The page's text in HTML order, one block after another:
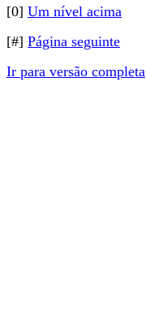
[0] Um nível acima
[#] Página seguinte
Ir para versão completa